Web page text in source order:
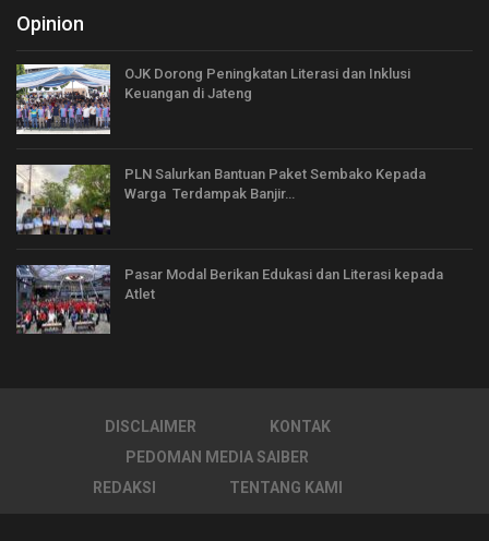
Opinion
OJK Dorong Peningkatan Literasi dan Inklusi
Keuangan di Jateng
PLN Salurkan Bantuan Paket Sembako Kepada
Warga Terdampak Banjir…
Pasar Modal Berikan Edukasi dan Literasi kepada
Atlet
DISCLAIMER
KONTAK
PEDOMAN MEDIA SAIBER
REDAKSI
TENTANG KAMI